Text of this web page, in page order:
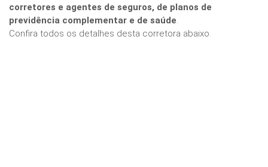
corretores e agentes de seguros, de planos de
previdência complementar e de saúde.
Confira todos os detalhes desta corretora abaixo.